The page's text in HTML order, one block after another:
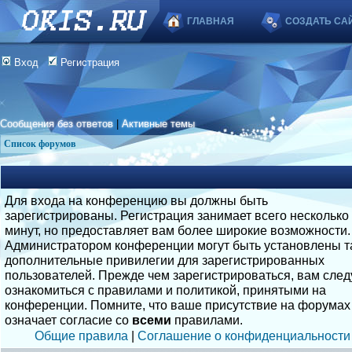
ГЛАВНАЯ СОЗДАТЬ
Вход Регистрация
Сообщения без ответов |Активные темы
Список форумов
Для входа на конференцию вы должны быть
зарегистрированы. Регистрация занимает всего несколько
минут, но предоставляет вам более широкие возможности.
Администратором конференции могут быть установлены
дополнительные привилегии для зарегистрированных
пользователей. Прежде чем зарегистрироваться, вам
ознакомиться с правилами и политикой, принятыми на
конференции. Помните, что ваше присутствие на форумах
означает согласие со всеми правилами.
Общие правила | Соглашение о конфиденциальности